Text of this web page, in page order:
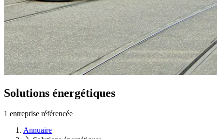
Solutions énergétiques
1 entreprise référencée
Annuaire